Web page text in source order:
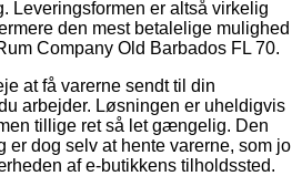
Leveringsformen er altså virkelig
den mest betalelige mulighed
Company Old Barbados FL 70.
at få varerne sendt til din
arbejder. Løsningen er uheldigvis
tillige ret så let gængelig. Den
er dog selv at hente varerne, som jo
af e-butikkens tilholdssted.